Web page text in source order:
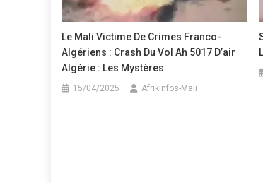
Le Mali Victime De Crimes Franco-
Algériens : Crash Du Vol Ah 5017 D’air
Algérie : Les Mystères
15/04/2025 Afrikinfos-Mali